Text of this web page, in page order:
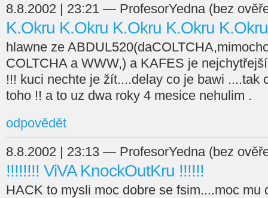
8.8.2002 | 23:21 — ProfesorYedna (bez
K.Okru K.Okru K.Okru K.Okru
hlawne ze
COLTCHA a WWW,) a KAFES je
!!! kuci nechte je žít....delay co je bawi ....tak
toho !! a to uz dwa roky 4 mesice nehulim .
odpovědět
8.8.2002 | 23:13 — ProfesorYedna (bez
!!!!!!!! ViVA KnockOutKru !!!!!!
HACK to mysli moc dobre se fsim....moc mu